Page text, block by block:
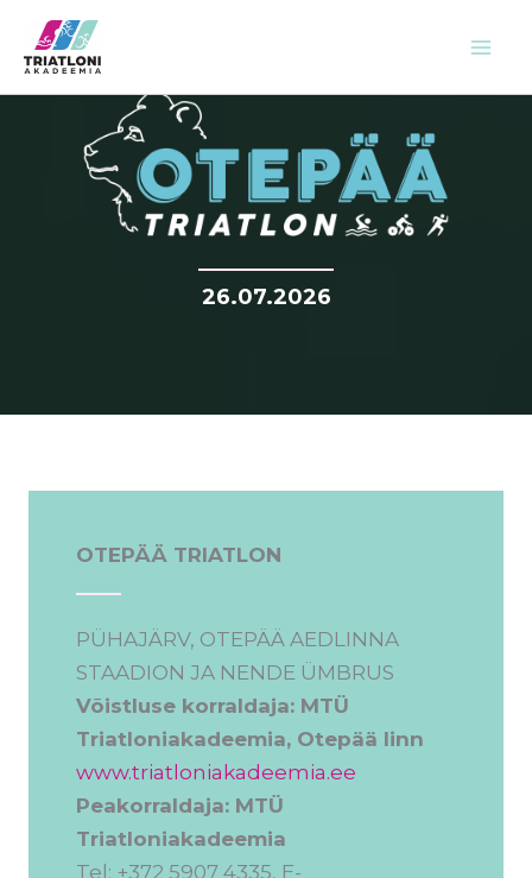
26.07.2026
OTEPÄÄ TRIATLON
PÜHAJÄRV, OTEPÄÄ AEDLINNA
STAADION JA NENDE ÜMBRUS
Võistluse korraldaja: MTÜ
Triatloniakadeemia, Otepää linn
www.triatloniakadeemia.ee
Peakorraldaja: MTÜ
Triatloniakadeemia
Tel: +372 5907 4335, E-